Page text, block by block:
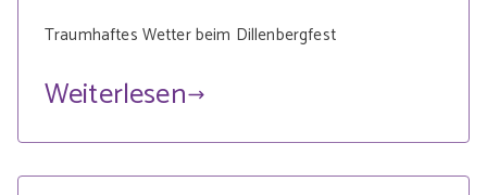
Traumhaftes Wetter beim Dillenbergfest
Weiterlesen